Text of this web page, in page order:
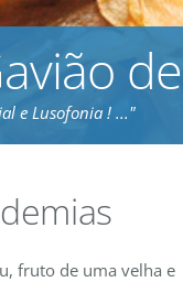
e Lusofonia ! ..."
fruto de uma velha e